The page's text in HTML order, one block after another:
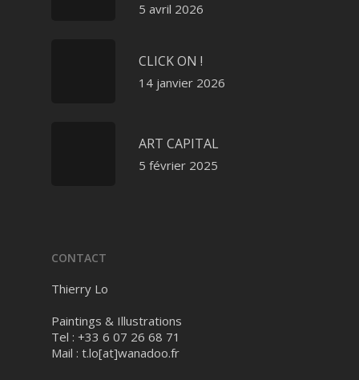
5 avril 2026
CLICK ON !
14 janvier 2026
ART CAPITAL
5 février 2025
CONTACT
Thierry Lo
Paintings & Illustrations
Tel : +33 6 07 26 68 71
Mail : t.lo[at]wanadoo.fr